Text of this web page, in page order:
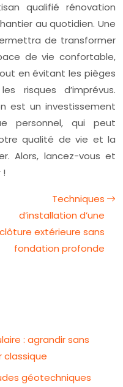
qualifié rénovation
au quotidien. Une
de transformer
de vie confortable,
en évitant les pièges
risques d’imprévus.
est un investissement
personnel, qui peut
qualité de vie et la
Alors, lancez-vous et
Techniques
d’installation d’une
clôture extérieure sans
fondation profonde
: agrandir sans
classique
géotechniques